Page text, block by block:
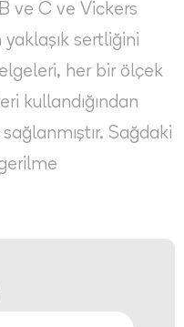
ve C ve Vickers
sertliğini
her bir ölçek
kullandığından
Sağdaki